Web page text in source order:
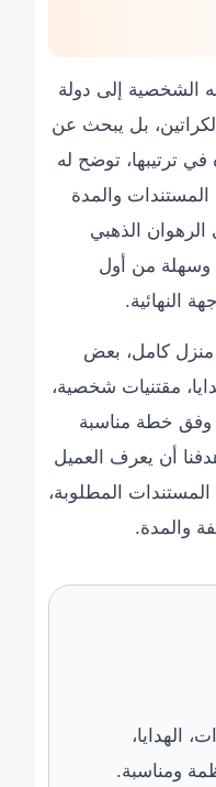
الشخصية إلى دولة
بل يبحث عن
ترتيبها، توضح له
والمدة
الرهوان الذهبي
وسهلة من أول
النهائية.
كامل، بعض
مقتنيات شخصية،
وفق خطة مناسبة
أن يعرف العميل
المطلوبة،
والمدة.
الهدايا،
ومناسبة.